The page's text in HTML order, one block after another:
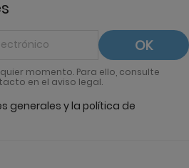
momento. Para ello, consulte
en el aviso legal.
generales y la política de